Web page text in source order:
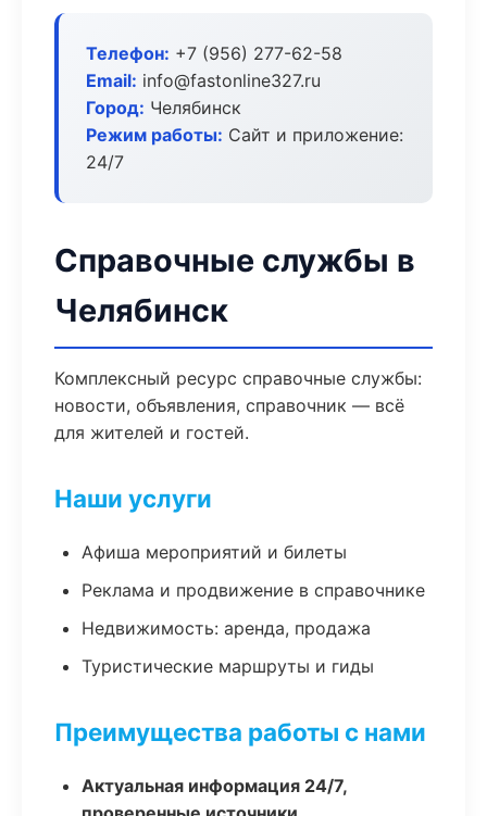
Телефон: +7 (956) 277-62-58
Email: info@fastonline327.ru
Город: Челябинск
Режим работы: Сайт и приложение:
24/7
Справочные службы в
Челябинск
Комплексный ресурс справочные службы:
новости, объявления, справочник — всё
для жителей и гостей.
Наши услуги
Афиша мероприятий и билеты
Реклама и продвижение в справочнике
Недвижимость: аренда, продажа
Туристические маршруты и гиды
Преимущества работы с нами
Актуальная информация 24/7,